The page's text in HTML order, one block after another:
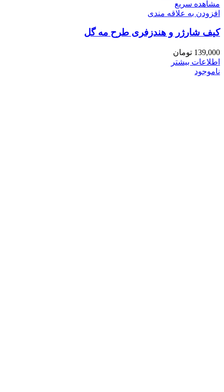
مشاهده سریع
افزودن به علاقه مندی
کیف شارژر و هندزفری طرح مه گل
139,000 تومان
اطلاعات بیشتر
ناموجود